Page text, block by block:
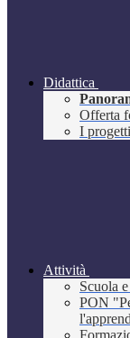
Didattica
Offerta
I
Attività
Scuola
PON